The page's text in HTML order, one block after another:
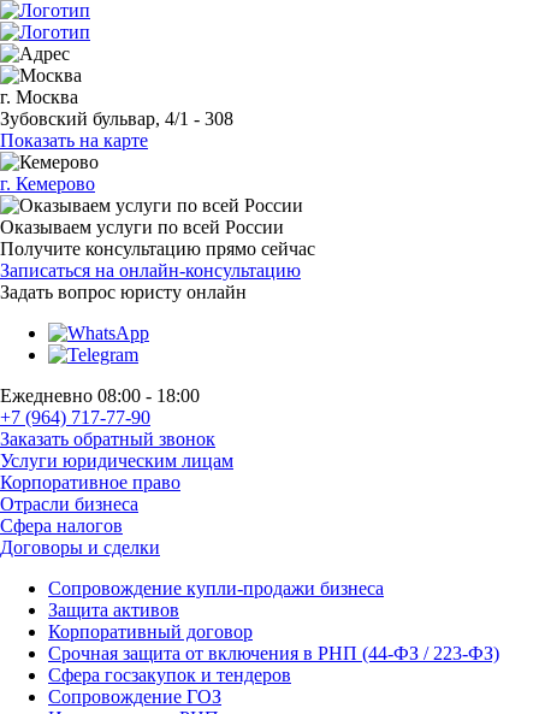
г. Москва
Зубовский бульвар, 4/1 - 308
Показать на карте
г. Кемерово
Оказываем услуги по всей России
Получите консультацию прямо сейчас
Записаться на онлайн-консультацию
Задать вопрос юристу онлайн
Ежедневно 08:00 - 18:00
+7 (964) 717-77-90
Заказать обратный звонок
Услуги юридическим лицам
Корпоративное право
Отрасли бизнеса
Сфера налогов
Договоры и сделки
Сопровождение купли-продажи бизнеса
Защита активов
Корпоративный договор
Срочная защита от включения в РНП (44-ФЗ / 223-ФЗ)
Сфера госзакупок и тендеров
Сопровождение ГОЗ